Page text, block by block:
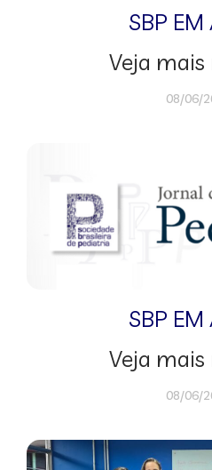
SBP
Veja
08/06/
SBP
Veja
08/06/